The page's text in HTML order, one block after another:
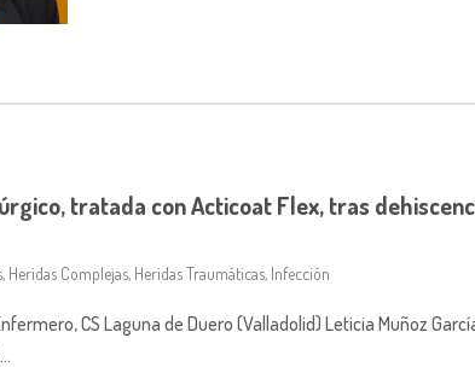
tratada con Acticoat Flex, tras
, Heridas Complejas, Heridas Traumáticas, Infección
CS Laguna de Duero (Valladolid) Leticia Muñoz